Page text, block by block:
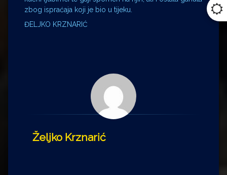
zbog ispraćaja koji je bio u tijeku.
ĐELJKO KRZNARIĆ
Željko Krznarić